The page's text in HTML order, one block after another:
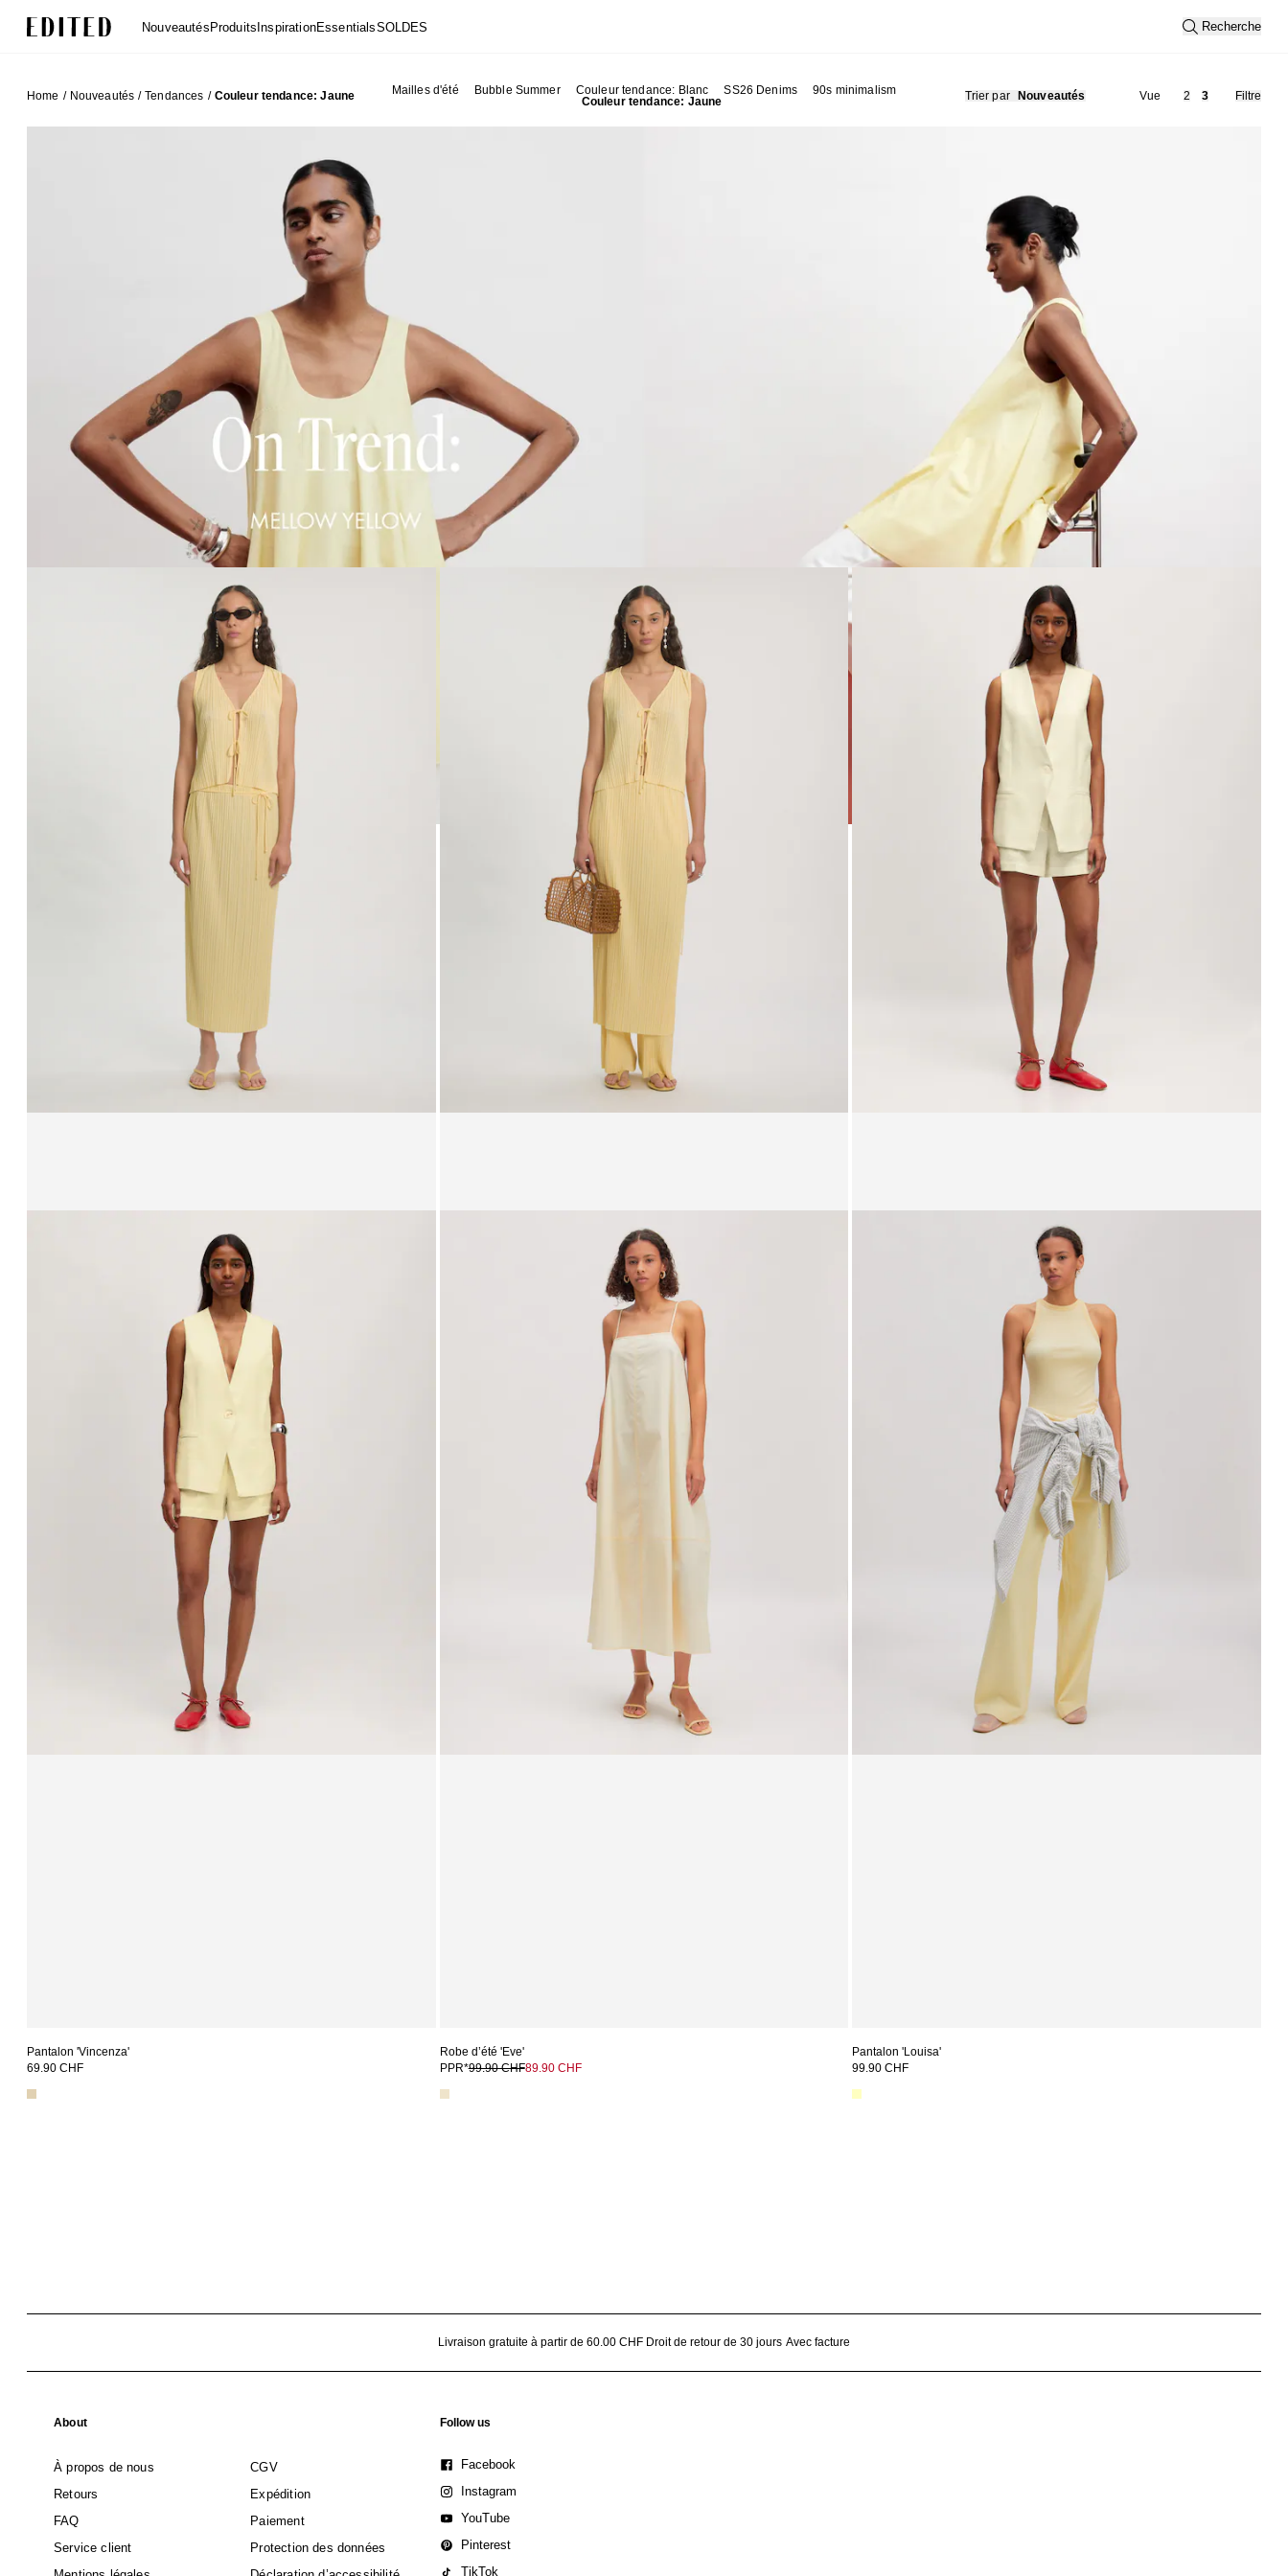
NouveautésProduitsInspirationEssentialsSOLDES Recherche
Home / Nouveautés / Tendances / Couleur tendance: Jaune Mailles d'été Bubble Summer Couleur tendance: Blanc SS26 Denims
90s minimalism
Couleur tendance: Jaune
Filtre
Trier par Nouveautés Vue 2 3
34.90 CHF
Affichage de l’image 1 sur 3
Pantalon 'Vincenza'
69.90 CHF
Robe d’été 'Eve'
PPR*99.90 CHF89.90 CHF
Pantalon 'Louisa'
99.90 CHF
Livraison gratuite à partir de 60.00 CHF Droit de retour de 30 jours Avec facture
About
À propos de nous
CGV
Retours
Expédition
FAQ
Paiement
Service client
Protection des données
Follow us
Facebook
Instagram
YouTube
Pinterest
TikTok